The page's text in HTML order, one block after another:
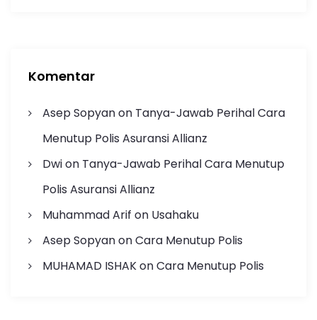
Komentar
Asep Sopyanon Tanya-Jawab Perihal Cara
Menutup Polis Asuransi Allianz
Dwion Tanya-Jawab Perihal Cara Menutup
Polis Asuransi Allianz
Muhammad Arif on Usahaku
Asep SopyanonCara Menutup Polis
MUHAMAD ISHAKonCara Menutup Polis